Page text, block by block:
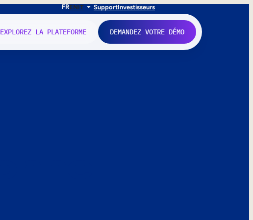
FRENIT SupportInvestisseurs
EXPLOREZ LA PLATEFORME DEMANDEZ VOTRE DÉMO